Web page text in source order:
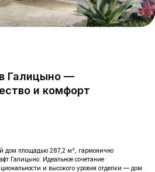
Галицыно —
и комфорт
дом площадью 287,2 м², гармонично
Галицыно. Идеальное сочетание
и высокого уровня отделки — дом